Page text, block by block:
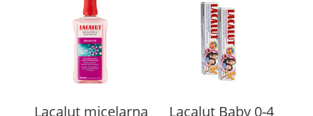
Lacalut micelarna Lacalut Baby 0-4